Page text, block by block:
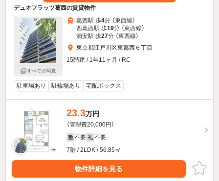
デュオフラッツ葛西の賃貸物件
すべての写真
葛西駅 歩4分 （東西線）
西葛西駅 歩19分 （東西線）
浦安駅 歩27分 （東西線）
東京都江戸川区東葛西６丁目
15階建 / 1年11ヶ月 / RC
駐車場あり 駐輪場あり 宅配ボックス
23.3万円
（管理費20,000円）
敷 不要 礼 不要
7階 / 2LDK / 56.85㎡
物件詳細を見る